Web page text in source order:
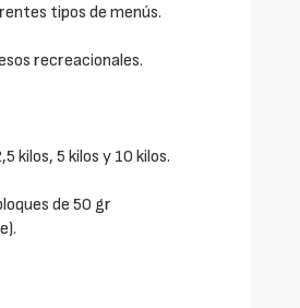
tipos de menús.
recreacionales.
kilos, 5 kilos y 10 kilos.
de 50 gr